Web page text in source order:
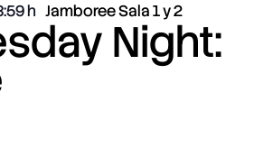
Jamboree Sala 1 y 2
Night: